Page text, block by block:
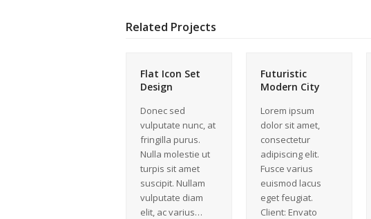
Related Projects
Flat Icon Set
Design
Donec sed
vulputate nunc, at
fringilla purus.
Nulla molestie ut
turpis sit amet
suscipit. Nullam
vulputate diam
elit, ac varius…
Futuristic
Modern City
Lorem ipsum
dolor sit amet,
consectetur
adipiscing elit.
Fusce varius
euismod lacus
eget feugiat.
Client: Envato